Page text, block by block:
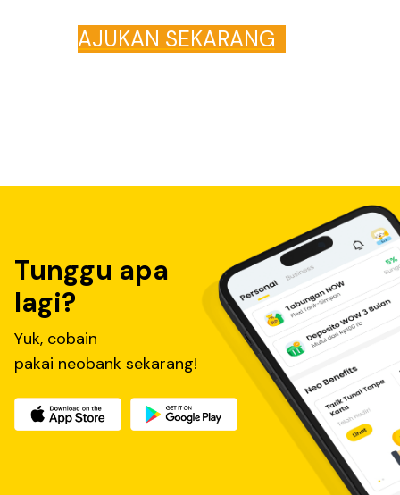
AJUKAN SEKARANG
Tunggu apa
lagi?
Yuk, cobain
pakai neobank sekarang!